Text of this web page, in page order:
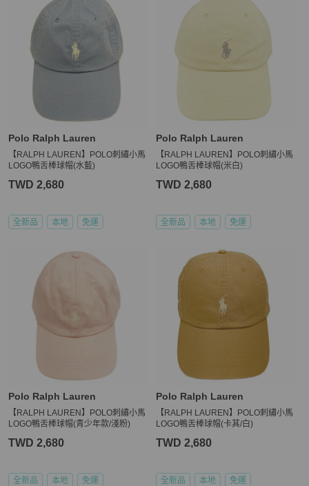
Polo Ralph Lauren
【RALPH LAUREN】POLO刺繡小馬
LOGO鴨舌棒球帽(水藍)
TWD 2,680
全新品 本地 免運
Polo Ralph Lauren
【RALPH LAUREN】POLO刺繡小馬
LOGO鴨舌棒球帽(米白)
TWD 2,680
全新品 本地 免運
Polo Ralph Lauren
【RALPH LAUREN】POLO刺繡小馬
LOGO鴨舌棒球帽(青少年款/淺粉)
TWD 2,680
全新品 本地 免運
Polo Ralph Lauren
【RALPH LAUREN】POLO刺繡小馬
LOGO鴨舌棒球帽(卡其/白)
TWD 2,680
全新品 本地 免運